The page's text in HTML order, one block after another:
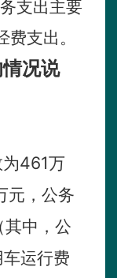
支出主要
支出。
况说
461万
元，公务
其中，公
运行费